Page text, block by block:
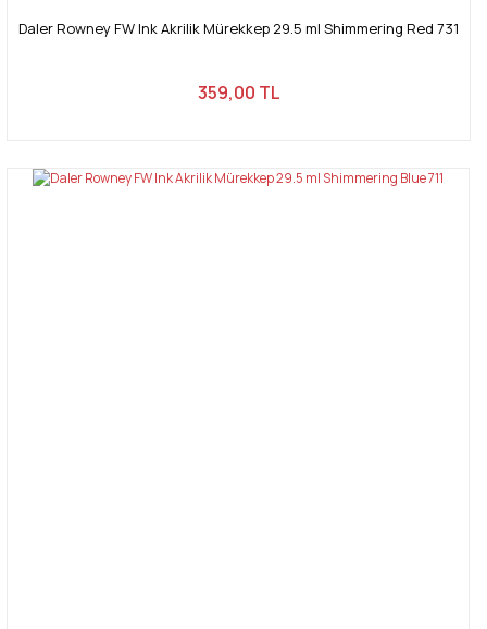
Daler Rowney FW Ink Akrilik Mürekkep 29.5 ml Shimmering Red 731
359,00 TL